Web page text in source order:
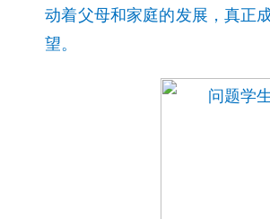
动着父母和家庭的发展，真正
望。